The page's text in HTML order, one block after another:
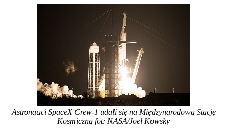
Astronauci SpaceX Crew-1 udali się na Międzynarodową Stację
Kosmiczną fot: NASA/Joel Kowsky